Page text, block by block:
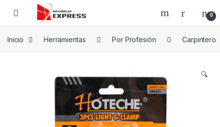
Skip to navigation
Skip to content
0
Inicio Herramientas Por Profesión Carpintero
🔍